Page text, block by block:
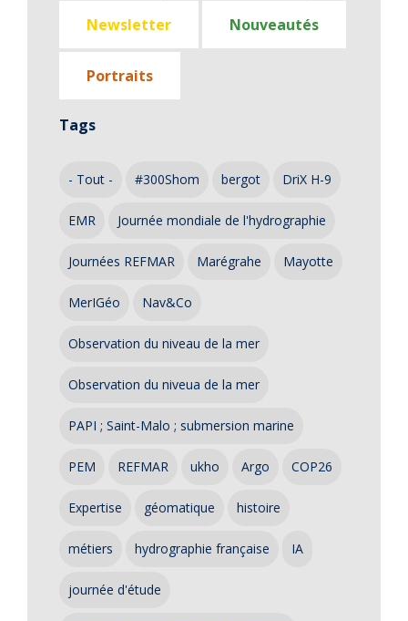
Newsletter Nouveautés
Portraits
Tags
- Tout - #300Shom bergot DriX H-9
EMR Journée mondiale de l'hydrographie
Journées REFMAR Marégrahe Mayotte
MerIGéo Nav&Co
Observation du niveau de la mer
Observation du niveua de la mer
PAPI ; Saint-Malo ; submersion marine
PEM REFMAR ukho Argo COP26
Expertise géomatique histoire
métiers hydrographie française IA
journée d'étude